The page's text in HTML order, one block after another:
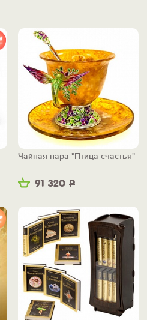
91 320 Р
Чайная пара "Птица счастья"